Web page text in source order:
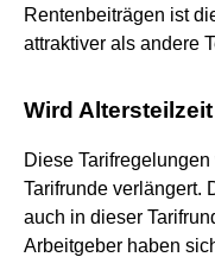
Rentenbeiträgen ist
attraktiver als andere
Wird
Diese
Tarifrunde verlängert.
auch in dieser
Arbeitgeber haben